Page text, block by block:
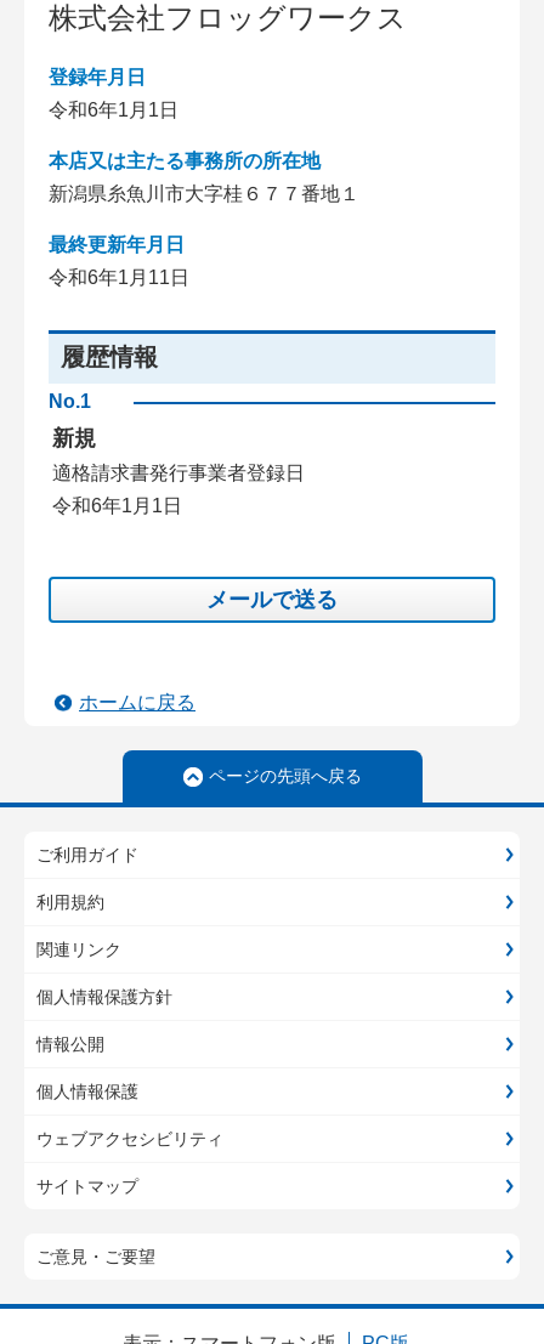
株式会社フロッグワークス
登録年月日
令和6年1月1日
本店又は主たる事務所の所在地
新潟県糸魚川市大字桂６７７番地１
最終更新年月日
令和6年1月11日
履歴情報
No.1
新規
適格請求書発行事業者登録日
令和6年1月1日
メールで送る
ホームに戻る
ページの先頭へ戻る
ご利用ガイド
利用規約
関連リンク
個人情報保護方針
情報公開
個人情報保護
ウェブアクセシビリティ
サイトマップ
ご意見・ご要望